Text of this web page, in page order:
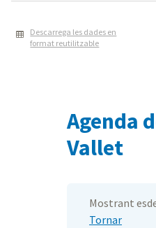
Descarrega les dades en
format reutilitzable
Agenda
Vallet
Mostrant
Tornar